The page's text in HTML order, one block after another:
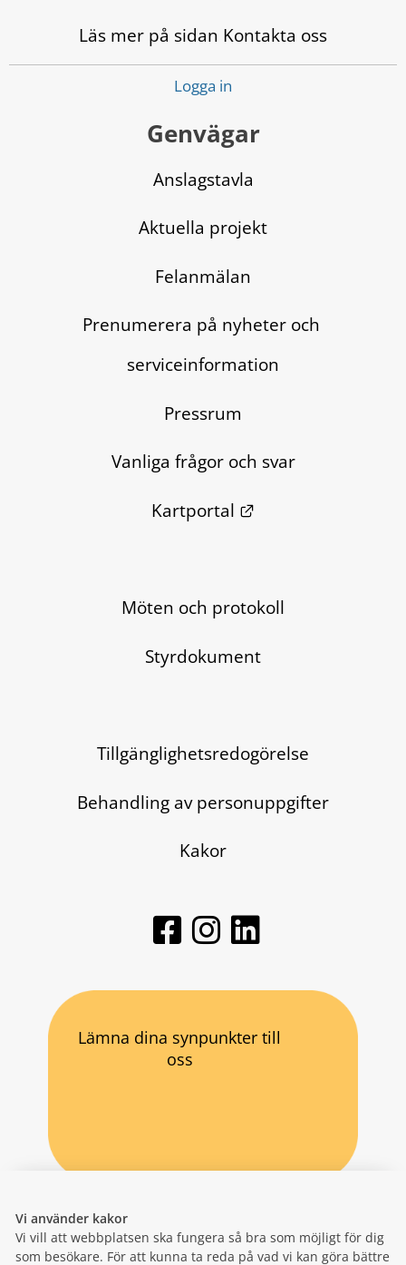
Vi använder kakor
Vi vill att webbplatsen ska fungera så bra som möjligt för dig
som besökare. För att kunna ta reda på vad vi kan göra bättre
Läs mer på sidan Kontakta oss
Logga in
Genvägar
Anslagstavla
Aktuella projekt
Felanmälan
Prenumerera på nyheter och
serviceinformation
Pressrum
Vanliga frågor och svar
Kartportal
Länk till annan
Möten och protokoll
Styrdokument
Tillgänglighetsredogörelse
Behandling av personuppgifter
Kakor
Lämna dina synpunkter till
oss